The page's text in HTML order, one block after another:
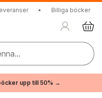
• Billiga böcker
upp till 50% →